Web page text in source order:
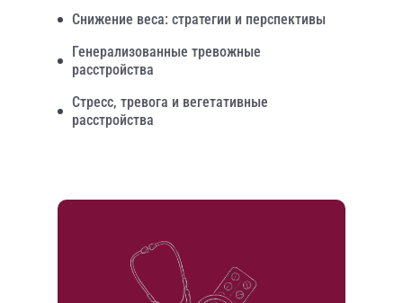
Снижение веса: стратегии и перспективы
Генерализованные тревожные
расстройства
Стресс, тревога и вегетативные
расстройства